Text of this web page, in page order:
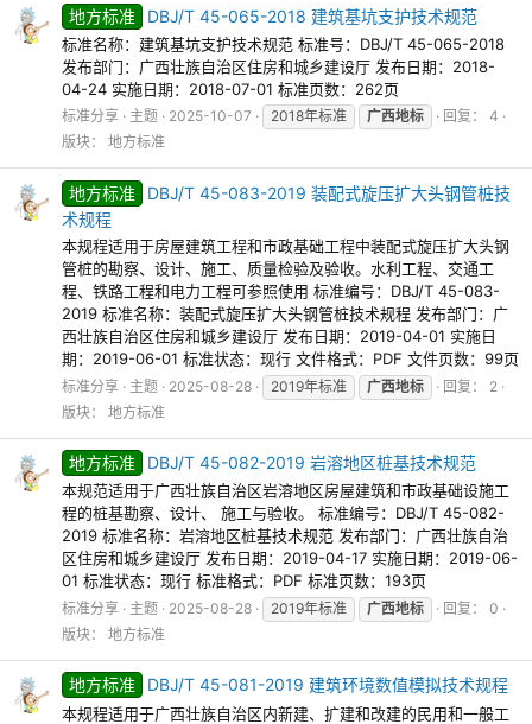
地方标准 DBJ/T 45-065-2018 建筑基坑支护技术规范
标准名称：建筑基坑支护技术规范 标准号：DBJ/T 45-065-2018
发布部门：广西壮族自治区住房和城乡建设厅 发布日期：2018-
04-24 实施日期：2018-07-01 标准页数：262页
标准分享 主题 2025-10-07 2018年标准 广西地标
回复： 4
版块： 地方标准
地方标准
DBJ/T 45-083-2019 装配式旋压扩大头钢管桩技
术规程
本规程适用于房屋建筑工程和市政基础工程中装配式旋压扩大头钢
管桩的勘察、设计、施工、质量检验及验收。水利工程、交通工
程、铁路工程和电力工程可参照使用 标准编号：DBJ/T 45-083-
2019 标准名称：装配式旋压扩大头钢管桩技术规程 发布部门：广
西壮族自治区住房和城乡建设厅 发布日期：2019-04-01 实施日
期：2019-06-01 标准状态：现行 文件格式：PDF 文件页数：99页
标准分享 主题 2025-08-28 2019年标准 广西地标
回复： 2
版块： 地方标准
地方标准 DBJ/T 45-082-2019 岩溶地区桩基技术规范
本规范适用于广西壮族自治区岩溶地区房屋建筑和市政基础设施工
程的桩基勘察、设计、 施工与验收。 标准编号：DBJ/T 45-082-
2019 标准名称：岩溶地区桩基技术规范 发布部门：广西壮族自治
区住房和城乡建设厅 发布日期：2019-04-17 实施日期：2019-06-
01 标准状态：现行 标准格式：PDF 标准页数：193页
标准分享 主题 2025-08-28 2019年标准 广西地标
回复： 0
版块： 地方标准
地方标准 DBJ/T 45-081-2019 建筑环境数值模拟技术规程
本规程适用于广西壮族自治区内新建、扩建和改建的民用和一般工